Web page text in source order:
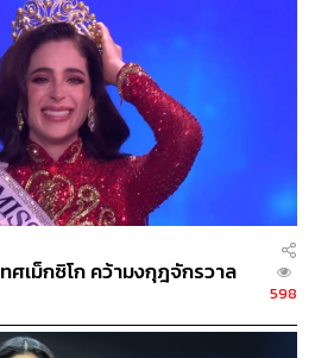
ได้มงกุฎ Miss Universe ครั้งที่ 3
ศเม็กซิโก คว้ามงกุฎจักรวาล
598